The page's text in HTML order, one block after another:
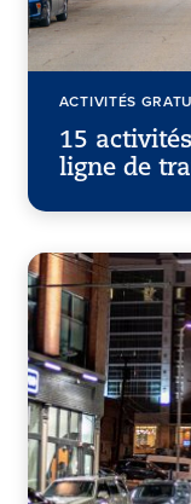
ACTIVITÉS
15
ligne de